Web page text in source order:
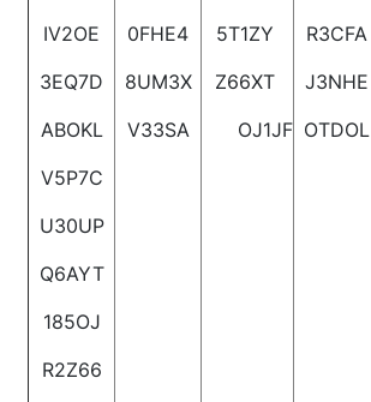
IV2OE
3EQ7D
ABOKL
V5P7C
U30UP
Q6AYT
185OJ
R2Z66
0FHE4
8UM3X
V33SA
5T1ZY
Z66XT
OJ1JF
R3CFA
J3NHE
OTDOL